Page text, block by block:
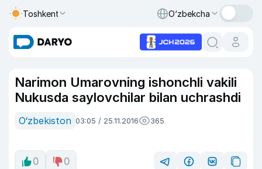
Toshkent O‘zbekcha
Narimon Umarovning ishonchli vakili
Nukusda saylovchilar bilan uchrashdi
O‘zbekiston 03:05 / 25.11.2016 365
0 0